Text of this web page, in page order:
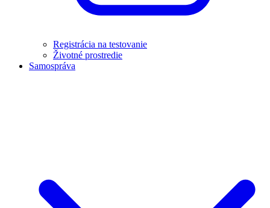
Registrácia na testovanie
Životné prostredie
Samospráva